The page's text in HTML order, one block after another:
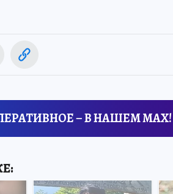
– В НАШЕМ MAX!